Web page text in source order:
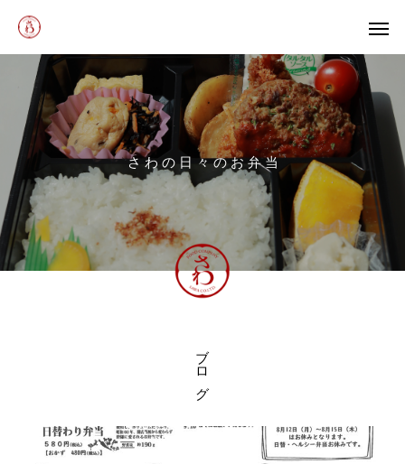
さ わ の 日 々 の お 弁 当
ブ ロ グ